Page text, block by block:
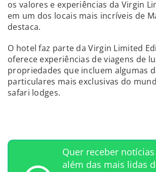
os valores e experiências da Virgin
em um dos locais mais incríveis de
destaca.
O hotel faz parte da Virgin Limited
oferece experiências de viagens de
propriedades que incluem algumas
particulares mais exclusivas do
safari lodges.
Quer receber
além das mais lidas